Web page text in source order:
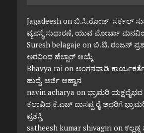
Jagadeeshon ಬಿ.ಸಿ.ರೋಡ್ ಸರ್ಕಲ್
ವ್ಯವಸ್ಥೆ ಸುಧಾರಣೆ, ಯುವ ಮೋರ್ಚಾ
Suresh belagaje on ಬಿ.ಟಿ. ರಂಜನ್
ಅರವಿಂದ ಹೆಬ್ಬಾರ್ ಆಯ್ಕೆ
Bhavya raion ಅಂಗನವಾಡಿ
ಹುದ್ದೆ, ಅರ್ಜಿ ಆಹ್ವಾನ
navin acharya on ಭ್ರಾಮರಿ
ಕಲಾವಿದ ಕೆ.ಎಚ್ ದಾಸಪ್ಪ ರೈ ಅವರಿಗೆ
ಪ್ರಶಸ್ತಿ
satheesh kumar shivagirion